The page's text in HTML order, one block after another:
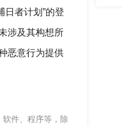
日者计划”的登
涉及其构想所
恶意行为提供
件、程序等，除